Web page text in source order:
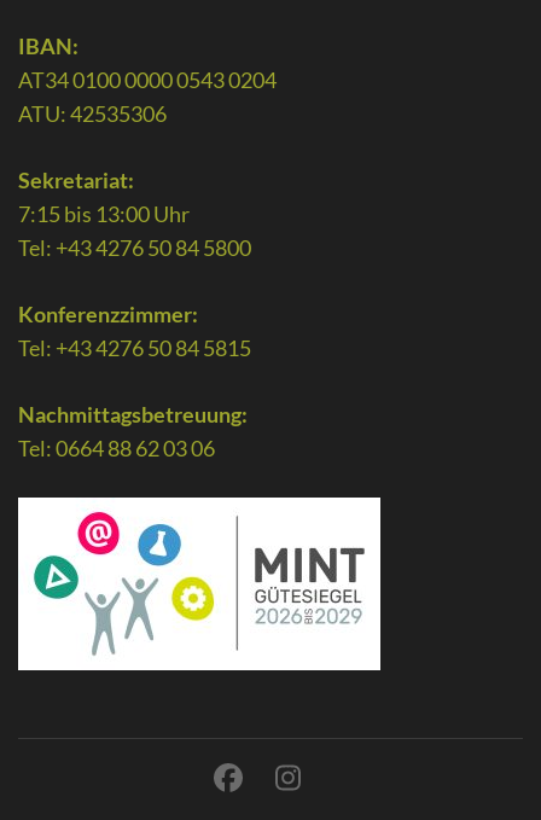
IBAN:
AT34 0100 0000 0543 0204
ATU: 42535306
Sekretariat:
7:15 bis 13:00 Uhr
Tel: +43 4276 50 84 5800
Konferenzzimmer:
Tel: +43 4276 50 84 5815
Nachmittagsbetreuung:
Tel: 0664 88 62 03 06